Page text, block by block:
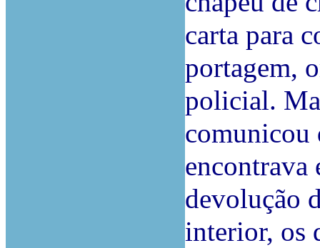
carta para
portagem,
policial.
comunicou
encontrava
devolução
interior, os